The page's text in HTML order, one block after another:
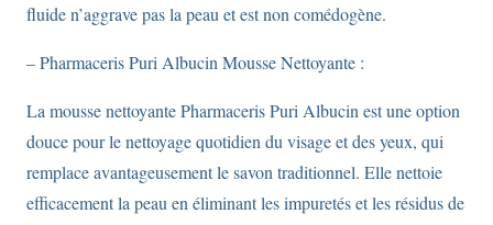
fluide n’aggrave pas la peau et est non comédogène.
– Pharmaceris Puri Albucin Mousse Nettoyante :
La mousse nettoyante Pharmaceris Puri Albucin est une option
douce pour le nettoyage quotidien du visage et des yeux, qui
remplace avantageusement le savon traditionnel. Elle nettoie
efficacement la peau en éliminant les impuretés et les résidus de